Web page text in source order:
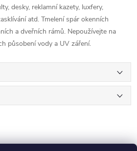
desky, reklamní kazety, luxfery,
atd. Tmelení spár okenních
a dveřních rámů. Nepoužívejte na
působení vody a UV záření.